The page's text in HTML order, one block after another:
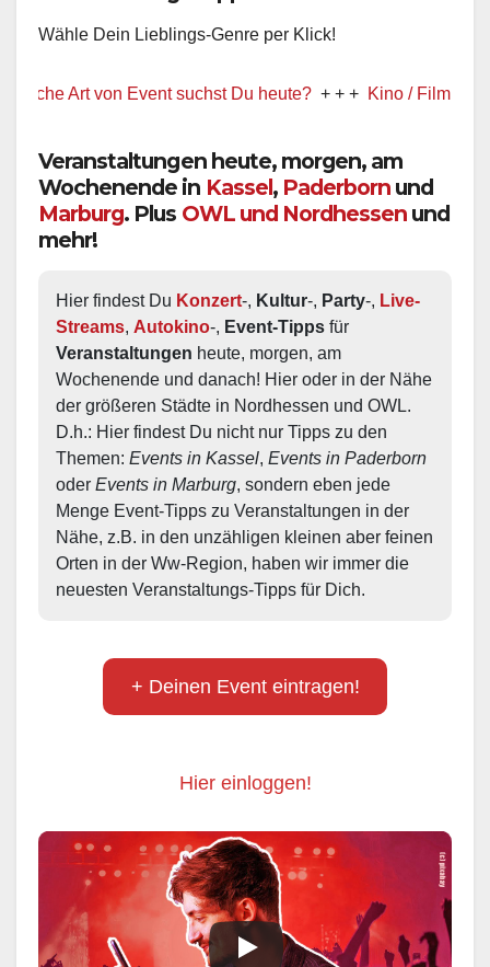
Wähle Dein Lieblings-Genre per Klick!
Art von Event suchst Du heute? + + + Kino / Film + + + Ww
Veranstaltungen heute, morgen, am
Wochenende in Kassel, Paderborn und
Marburg. Plus OWL und Nordhessen und
mehr!
Hier findest Du Konzert-, Kultur-, Party-, Live-
Streams, Autokino-, Event-Tipps
Veranstaltungen heute, morgen, am
Wochenende und danach! Hier oder in der Nähe
der größeren Städte in Nordhessen und OWL.
D.h.: Hier findest Du nicht nur Tipps zu den
Themen: Events in Kassel, Events in Paderborn
oder Events in Marburg, sondern eben jede
Menge Event-Tipps zu Veranstaltungen in der
Nähe, z.B. in den unzähligen kleinen aber feinen
Orten in der Ww-Region, haben wir immer die
neuesten Veranstaltungs-Tipps für Dich.
+ Deinen Event eintragen!
Hier einloggen!